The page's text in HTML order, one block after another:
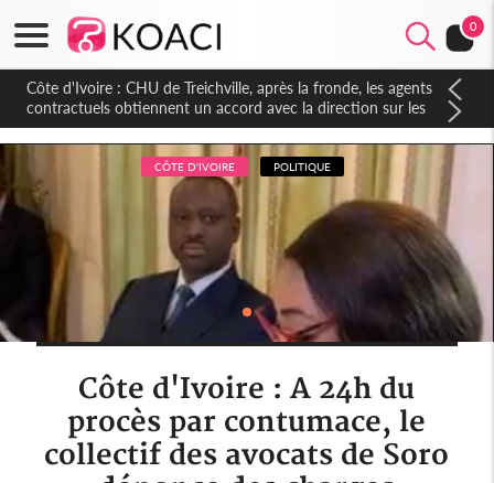
0
Côte d'Ivoire : CHU de Treichville, après la fronde, les agents
contractuels obtiennent un accord avec la direction sur les
arriérés du SMIG 2023
CÔTE D'IVOIRE POLITIQUE
Côte d'Ivoire : A 24h du
procès par contumace, le
collectif des avocats de Soro